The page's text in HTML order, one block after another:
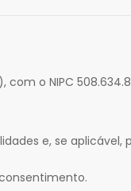
com o NIPC
e, se aplicável,